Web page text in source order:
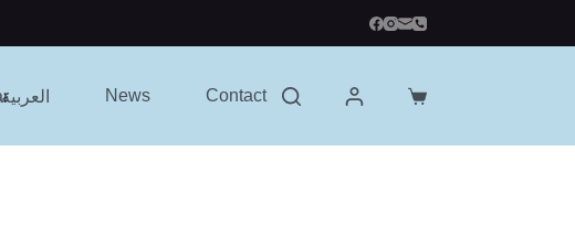
العربية News Contact
Shopping